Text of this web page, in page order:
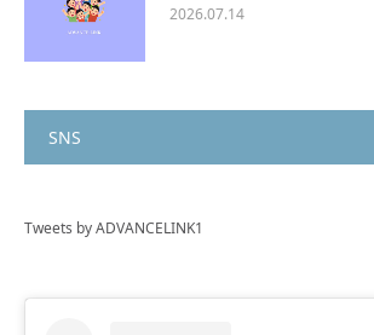
2026.07.14
SNS
Tweets by ADVANCELINK1